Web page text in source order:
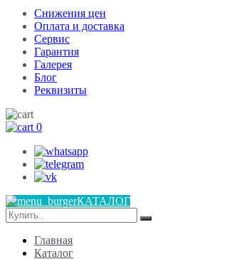
Cнижения цен
Оплата и доставка
Сервис
Гарантия
Галерея
Блог
Реквизиты
0
КАТАЛОГ
Главная
Каталог